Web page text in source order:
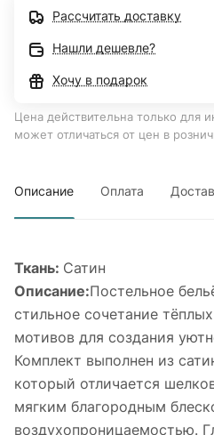
Рассчитать доставку
Нашли дешевле?
Хочу в подарок
Цена действительна только для
может отличаться от цен в
Описание Оплата
Ткань: Сатин
Описание:Постельное
стильное сочетание
мотивов для создания
Комплект выполнен из
который отличается
мягким благородным
воздухопроницаемостью.